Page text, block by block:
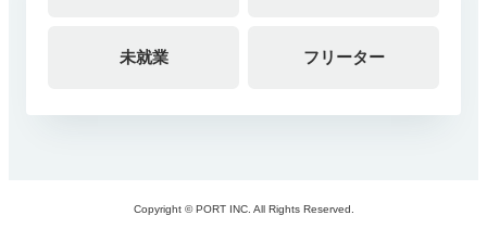
未就業 フリーター
Copyright © PORT INC. All Rights Reserved.